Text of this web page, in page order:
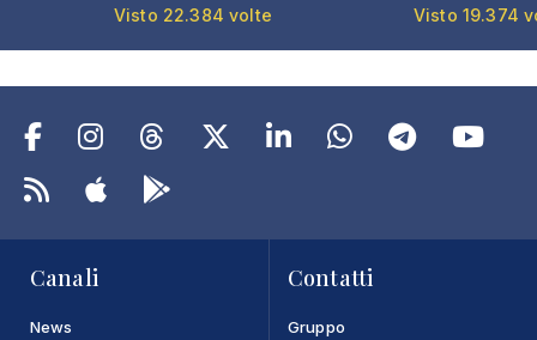
Visto 22.384 volte Visto 19.374
Canali
News
Contatti
Gruppo